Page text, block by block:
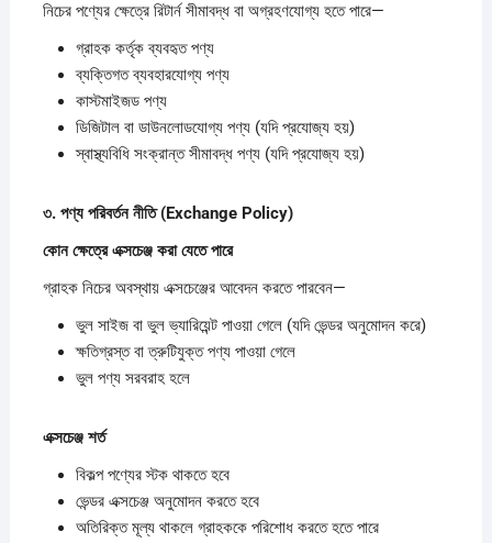
নিচের পণ্যের ক্ষেত্রে রিটার্ন সীমাবদ্ধ বা অগ্রহণযোগ্য হতে পারে—
গ্রাহক কর্তৃক ব্যবহৃত পণ্য
ব্যক্তিগত ব্যবহারযোগ্য পণ্য
কাস্টমাইজড পণ্য
ডিজিটাল বা ডাউনলোডযোগ্য পণ্য (যদি প্রযোজ্য হয়)
স্বাস্থ্যবিধি সংক্রান্ত সীমাবদ্ধ পণ্য (যদি প্রযোজ্য হয়)
৩. পণ্যপরিবর্তননীতি (Exchange Policy)
কোনক্ষেত্রেএক্সচেঞ্জ করাযেতেপারে
গ্রাহক নিচের অবস্থায় এক্সচেঞ্জের আবেদন করতে পারবেন—
ভুল সাইজ বা ভুল ভ্যারিয়েন্ট পাওয়া গেলে (যদি ভেন্ডর অনুমোদন করে)
ক্ষতিগ্রস্ত বা ত্রুটিযুক্ত পণ্য পাওয়া গেলে
ভুল পণ্য সরবরাহ হলে
এক্সচেঞ্জ শর্ত
বিকল্প পণ্যের স্টক থাকতে হবে
ভেন্ডর এক্সচেঞ্জ অনুমোদন করতে হবে
অতিরিক্ত মূল্য থাকলে গ্রাহককে পরিশোধ করতে হতে পারে